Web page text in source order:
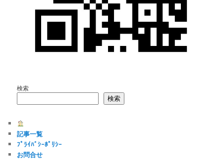
検索
検索
記事一覧
ﾌﾟﾗｲﾊﾞｼｰﾎﾟﾘｼｰ
お問合せ